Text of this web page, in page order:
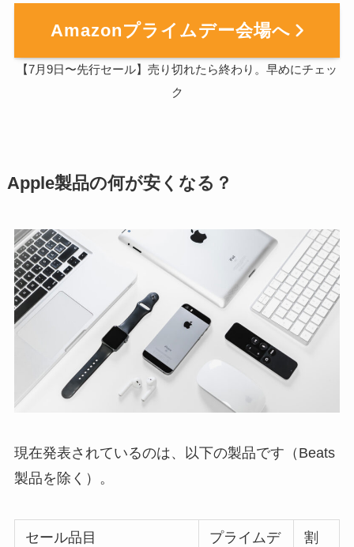
Amazonプライムデー会場へ
【7月9日〜先行セール】売り切れたら終わり。早めにチェッ
ク
Apple製品の何が安くなる？
現在発表されているのは、以下の製品です（Beats
製品を除く）。
セール品目
プライムデ
割